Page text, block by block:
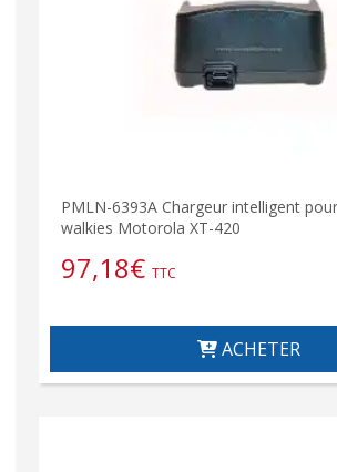
PMLN-6393A Chargeur intelligent
walkies Motorola XT-420
97,18€ TTC
ACHETER